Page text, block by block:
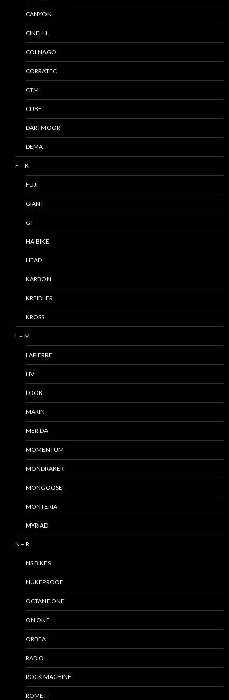
CANYON
CINELLI
COLNAGO
CORRATEC
CTM
CUBE
DARTMOOR
DEMA
F – K
FUJI
GIANT
GT
HAIBIKE
HEAD
KARBON
KREIDLER
KROSS
L – M
LAPIERRE
LIV
LOOK
MARIN
MERIDA
MOMENTUM
MONDRAKER
MONGOOSE
MONTERIA
MYRIAD
N – R
NS BIKES
NUKEPROOF
OCTANE ONE
ON ONE
ORBEA
RADIO
ROCK MACHINE
ROMET